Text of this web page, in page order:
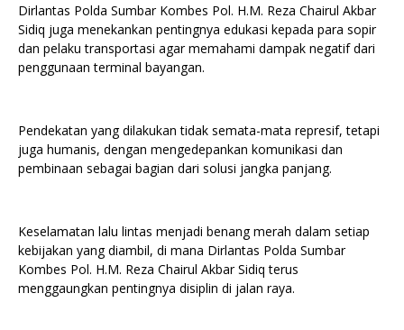
Dirlantas Polda Sumbar Kombes Pol. H.M. Reza Chairul Akbar
Sidiq juga menekankan pentingnya edukasi kepada para sopir
dan pelaku transportasi agar memahami dampak negatif dari
penggunaan terminal bayangan.
Pendekatan yang dilakukan tidak semata-mata represif, tetapi
juga humanis, dengan mengedepankan komunikasi dan
pembinaan sebagai bagian dari solusi jangka panjang.
Keselamatan lalu lintas menjadi benang merah dalam setiap
kebijakan yang diambil, di mana Dirlantas Polda Sumbar
Kombes Pol. H.M. Reza Chairul Akbar Sidiq terus
menggaungkan pentingnya disiplin di jalan raya.